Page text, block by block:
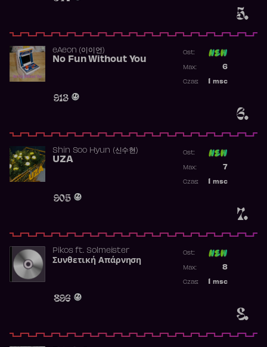
5.
6.
​eAeon (이이언)
No Fun Without You
913
Ost:
6
Max:
msc
Czas:
7.
Shin Soo Hyun (신수현)
UZA
905
Ost:
7
Max:
msc
Czas:
8.
Pikosft. Solmeister
Συνθετική Απάρνηση
896
Ost:
8
Max:
msc
Czas: